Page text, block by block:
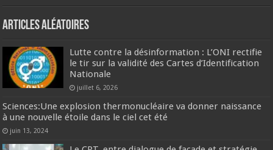
Articles aléatoires
Lutte contre la désinformation : L’ONI rectifie
le tir sur la validité des Cartes d’Identification
Nationale
juillet 6, 2026
Sciences:Une explosion thermonucléaire va donner naissance
à une nouvelle étoile dans le ciel cet été
juin 13, 2024